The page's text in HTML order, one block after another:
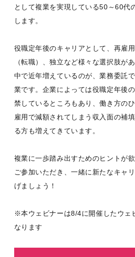
として複業を実現している50～60代
します。
役職定年後のキャリアとして、再雇
（転職）、独立など様々な選択肢が
中で近年増えているのが、業務委託
業です。企業によっては役職定年後
禁しているところもあり、働き方の
雇用で減額されてしまう収入面の補
る方も増えてきています。
複業に一歩踏み出すためのヒントが
ご参加いただき、一緒に新たなキャ
げましょう！
※本ウェビナーは8/4に開催したウェ
なります